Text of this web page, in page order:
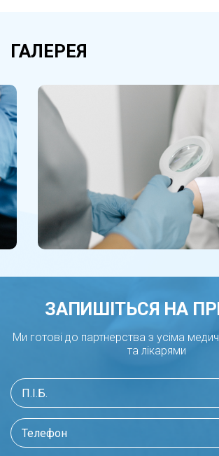
ГАЛЕРЕЯ
ЗАПИШІТЬСЯ НА
Ми готові до партнерства з усіма
та лікарями